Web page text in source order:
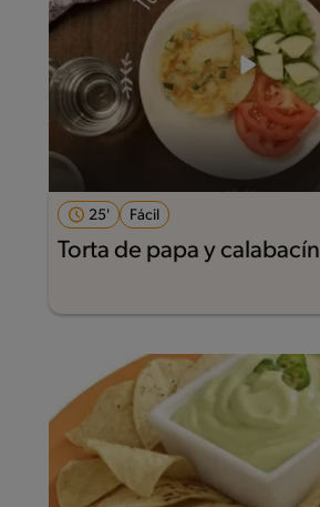
25' Fácil
Torta de papa y calabacín